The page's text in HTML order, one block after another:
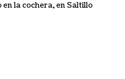
en la cochera, en Saltillo